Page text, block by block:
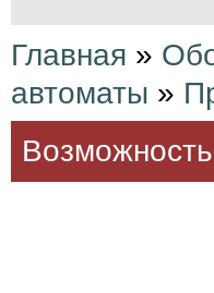
Главная »
автоматы »